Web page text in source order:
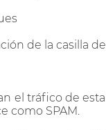
de la casilla
el tráfico de
como SPAM.